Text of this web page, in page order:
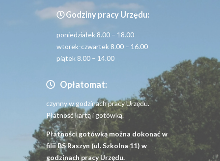
Godziny pracy Urzędu:
poniedziałek 8.00 – 18.00
wtorek-czwartek 8.00 – 16.00
piątek 8.00 – 14.00
Opłatomat:
czynny w godzinach pracy Urzędu.
Płatność kartą i gotówką.
Płatności gotówką można dokonać w
filii BS Raszyn (ul. Szkolna 11) w
godzinach pracy Urzędu.